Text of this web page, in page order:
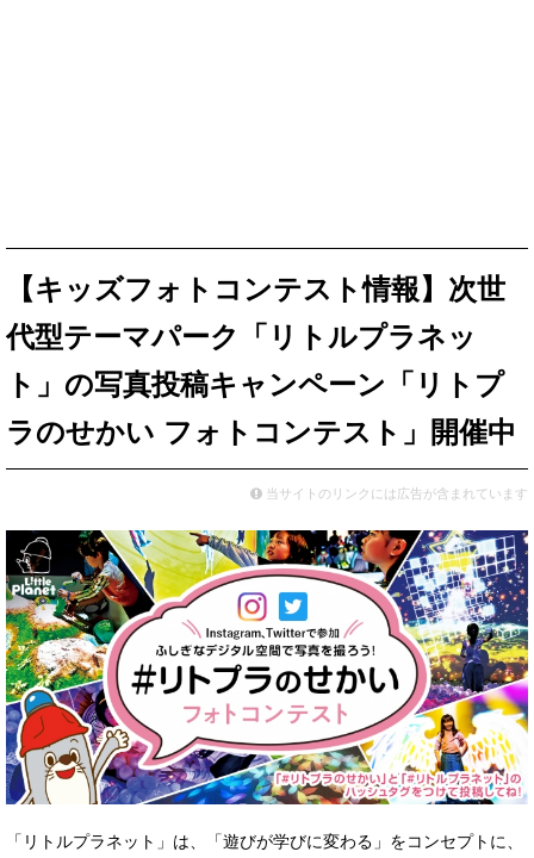
【キッズフォトコンテスト情報】次世
代型テーマパーク「リトルプラネッ
ト」の写真投稿キャンペーン「リトプ
ラのせかい フォトコンテスト」開催中
当サイトのリンクには広告が含まれています
「リトルプラネット」は、「遊びが学びに変わる」をコンセプトに、